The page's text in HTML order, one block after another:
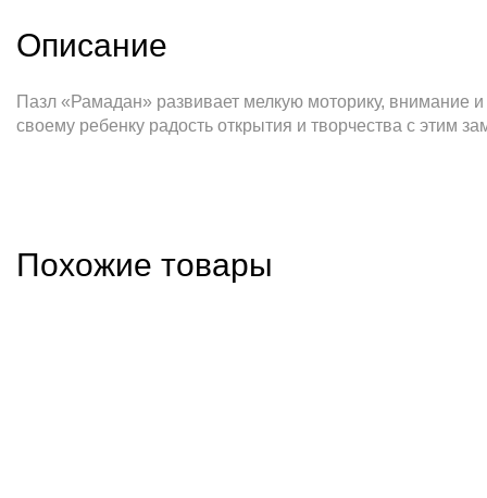
Описание
Пазл «Рамадан» развивает мелкую моторику, внимание
своему ребенку радость открытия и творчества с этим
Похожие товары